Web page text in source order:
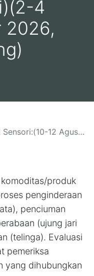
4
2026,
)(26-28 Agustus 2026, Bali)(2-4 September 2026, Bandung)
produk
penginderaan
penciuman
(ujung jari
(telinga). Evaluasi
pemeriksa
yang dihubungkan